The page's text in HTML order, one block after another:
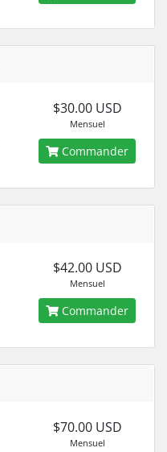
$30.00 USD
Mensuel
Commander
$42.00 USD
Mensuel
Commander
$70.00 USD
Mensuel